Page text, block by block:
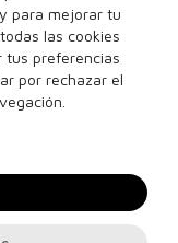
19,95€
150 ml
a la cesta
para mejorar tu
las cookies
tus preferencias
por rechazar el